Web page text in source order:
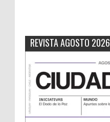
REVISTA AGOSTO 2026